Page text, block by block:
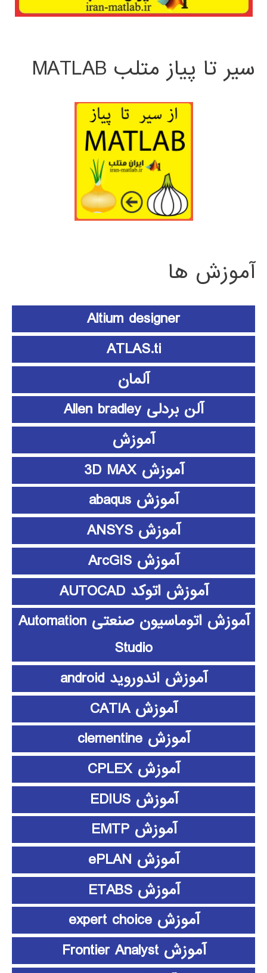
سیر تا پیاز متلب MATLAB
آموزش ها
Altium designer
ATLAS.ti
آلمان
آلن بردلی Allen bradley
آموزش
آموزش 3D MAX
آموزش abaqus
آموزش ANSYS
آموزش ArcGIS
آموزش اتوکد AUTOCAD
آموزش اتوماسیون صنعتی Automation
Studio
آموزش اندوروید android
آموزش CATIA
آموزش clementine
آموزش CPLEX
آموزش EDIUS
آموزش EMTP
آموزش ePLAN
آموزش ETABS
آموزش expert choice
آموزش Frontier Analyst